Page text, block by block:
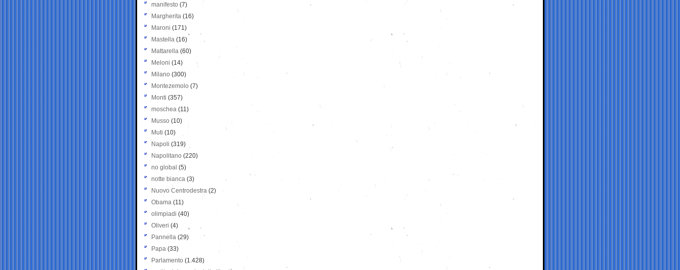
manifesto (7)
Margherita (16)
Maroni (171)
Mastella (16)
Mattarella (60)
Meloni (14)
Milano (300)
Montezemolo (7)
Monti (357)
moschea (11)
Musso (10)
Muti (10)
Napoli (319)
Napolitano (220)
no global (5)
notte bianca (3)
Nuovo Centrodestra (2)
Obama (11)
olimpiadi (40)
Oliveri (4)
Pannella (29)
Papa (33)
Parlamento (1.428)